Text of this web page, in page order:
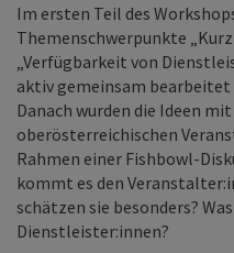
Im ersten Teil des
Themenschwerpunkte
„Verfügbarkeit von
aktiv gemeinsam
Danach wurden die Ideen
oberösterreichischen
Rahmen einer Fishbowl-
kommt es den
schätzen sie besonders?
Dienstleister:innen?